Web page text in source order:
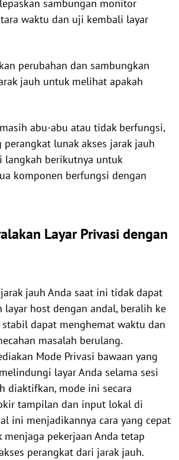
sambungan monitor
waktu dan uji kembali layar
perubahan dan sambungkan
jauh untuk melihat apakah
abu-abu atau tidak berfungsi,
lunak akses jarak jauh
langkah berikutnya untuk
komponen berfungsi dengan
Layar Privasi dengan
jauh Anda saat ini tidak dapat
layar host dengan andal, beralih ke
dapat menghemat waktu dan
masalah berulang.
Mode Privasi bawaan yang
layar Anda selama sesi
diaktifkan, mode ini secara
tampilan dan input lokal di
ini menjadikannya cara yang cepat
pekerjaan Anda tetap
perangkat dari jarak jauh.